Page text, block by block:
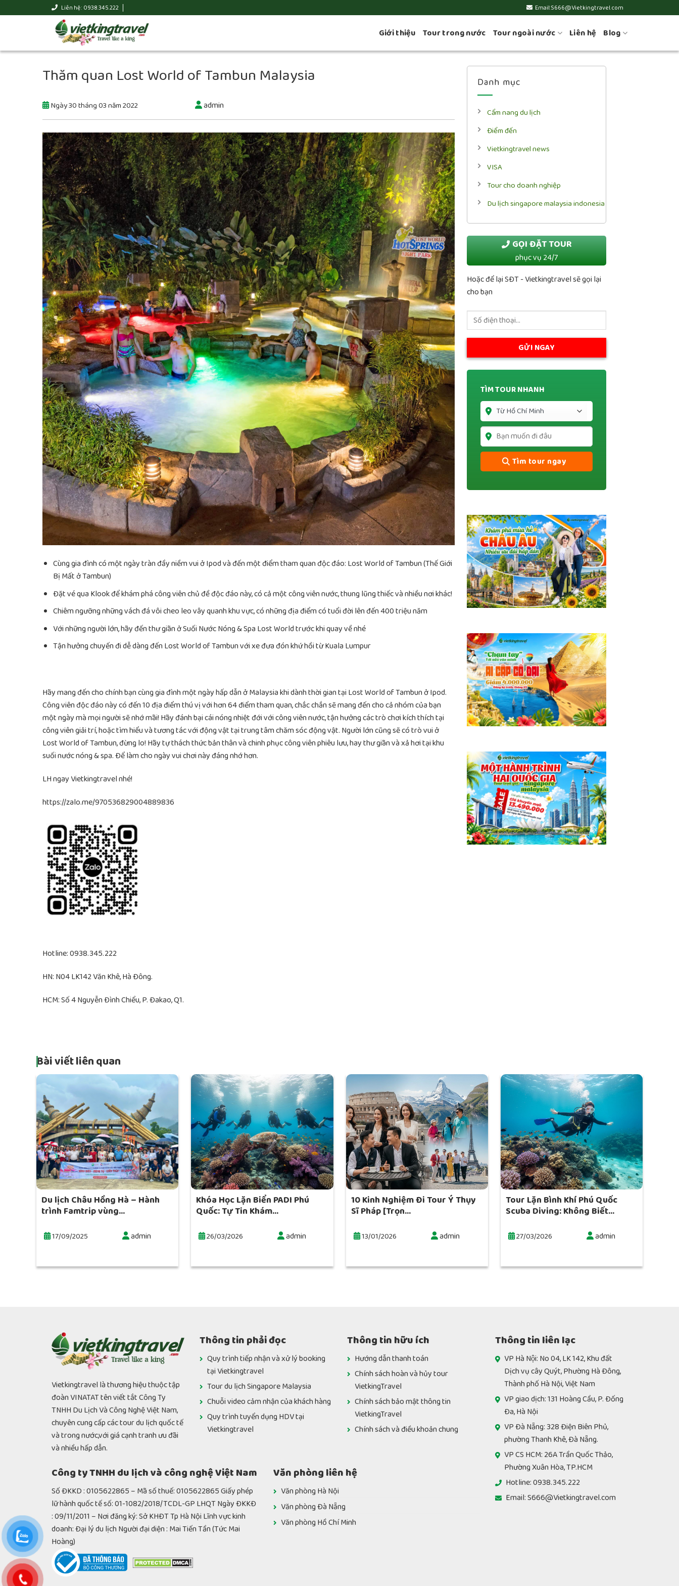
Liên hệ : 0938.345.222 Email:S666@Vietkingtravel.com
Giới thiệu Tour trong nước Tour ngoài nước Liên hệ Blog
Thăm quan Lost World of Tambun Malaysia
Ngày 30 tháng 03 năm 2022 admin
Cùng gia đình có một ngày tràn đầy niềm vui ở Ipod và đến một điểm tham quan độc đáo: Lost World of Tambun (Thế Giới
Bị Mất ở Tambun)
Đặt vé qua Klook để khám phá công viên chủ đề độc đáo này, có cả một công viên nước, thung lũng thiếc và nhiều nơi khác!
Chiêm ngưỡng những vách đá vôi cheo leo vây quanh khu vực, có những địa điểm có tuổi đời lên đến 400 triệu năm
Với những người lớn, hãy đến thư giãn ở Suối Nước Nóng & Spa Lost World trước khi quay về nhé
Tận hưởng chuyến đi dễ dàng đến Lost World of Tambun với xe đưa đón khứ hồi từ Kuala Lumpur
Hãy mang đến cho chính bạn cùng gia đình một ngày hấp dẫn ở Malaysia khi dành thời gian tại Lost World of Tambun ở Ipod.
Công viên độc đáo này có đến 10 địa điểm thú vị với hơn 64 điểm tham quan, chắc chắn sẽ mang đến cho cả nhóm của bạn
một ngày mà mọi người sẽ nhớ mãi! Hãy đánh bại cái nóng nhiệt đới với công viên nước, tận hưởng các trò chơi kích thích tại
công viên giải trí, hoặc tìm hiểu và tương tác với động vật tại trung tâm chăm sóc động vật. Người lớn cũng sẽ có trò vui ở
Lost World of Tambun, đừng lo! Hãy tự thách thức bản thân và chinh phục công viên phiêu lưu, hay thư giãn và xả hơi tại khu
suối nước nóng & spa. Để làm cho ngày vui chơi này đáng nhớ hơn.
LH ngay Vietkingtravel nhé!
https://zalo.me/970536829004889836
Hotline: 0938.345.222
HN: N04 LK142 Văn Khê, Hà Đông.
HCM: Số 4 Nguyễn Đình Chiểu, P. Đakao, Q1.
Danh mục
Cẩm nang du lịch
Điểm đến
Vietkingtravel news
VISA
Tour cho doanh nghiệp
Du lịch singapore malaysia indonesia
GỌI ĐẶT TOUR
phục vụ 24/7
Hoặc để lại SĐT - Vietkingtravel sẽ gọi lại
cho bạn
TÌM TOUR NHANH
Tìm tour ngay
Bài viết liên quan
Du lịch Châu Hồng Hà – Hành
trình Famtrip vùng...
17/09/2025 admin
Khóa Học Lặn Biển PADI Phú
Quốc: Tự Tin Khám...
26/03/2026 admin
10 Kinh Nghiệm Đi Tour Ý Thụy
Sĩ Pháp [Trọn...
13/01/2026 admin
Tour Lặn Bình Khí Phú Quốc
Scuba Diving: Không Biết...
27/03/2026 admin
Vietkingtravel là thương hiệu thuộc tập
đoàn VINATAT tên viết tắt Công Ty
TNHH Du Lịch Và Công Nghệ Việt Nam,
chuyên cung cấp các tour du lịch quốc tế
và trong nước,với giá cạnh tranh ưu đãi
và nhiều hấp dẫn.
Thông tin phải đọc
Quy trình tiếp nhận và xử lý booking
tại Vietkingtravel
Tour du lịch Singapore Malaysia
Chuỗi video cảm nhận của khách hàng
Quy trình tuyển dụng HDV tại
Vietkingtravel
Thông tin hữu ích
Hướng dẫn thanh toán
Chính sách hoàn và hủy tour
VietkingTravel
Chính sách bảo mật thông tin
VietkingTravel
Chính sách và điều khoản chung
Thông tin liên lạc
VP Hà Nội: No 04, LK 142, Khu đất
Dịch vụ cây Quýt, Phường Hà Đông,
Thành phố Hà Nội, Việt Nam
VP giao dịch: 131 Hoàng Cầu, P. Đống
Đa, Hà Nội
VP Đà Nẵng: 328 Điện Biên Phủ,
phường Thanh Khê, Đà Nẵng.
VP CS HCM: 26A Trần Quốc Thảo,
Phường Xuân Hòa, TP.HCM
Hotline: 0938.345.222
Email: S666@Vietkingtravel.com
Công ty TNHH du lịch và công nghệ Việt Nam
Số ĐKKD : 0105622865 – Mã số thuế: 0105622865 Giấy phép
lữ hành quốc tế số: 01-1082/2018/TCDL-GP LHQT Ngày ĐKKĐ
: 09/11/2011 – Nơi đăng ký: Sở KHĐT Tp Hà Nội Lĩnh vực kinh
doanh: Đại lý du lịch Người đại diện : Mai Tiến Tần (Tức Mai
Hoàng)
Văn phòng liên hệ
Văn phòng Hà Nội
Văn phòng Đà Nẵng
Văn phòng Hồ Chí Minh